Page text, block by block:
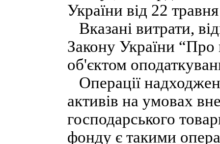
України від 22
Вказані витрати,
Закону України “Про
об'єктом
Операції
активів на умовах
господарського
фонду є такими